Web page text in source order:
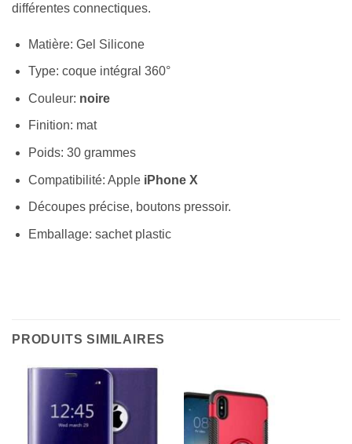
différentes connectiques.
Matière: Gel Silicone
Type: coque intégral 360°
Couleur: noire
Finition: mat
Poids: 30 grammes
Compatibilité: Apple iPhone X
Découpes précise, boutons pressoir.
Emballage: sachet plastic
PRODUITS SIMILAIRES